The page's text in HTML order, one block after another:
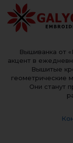
Вышиванка от
акцент в
Вышитые
геометрические
Они станут